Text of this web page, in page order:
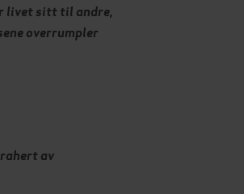
livet sitt til andre,
overrumpler
av